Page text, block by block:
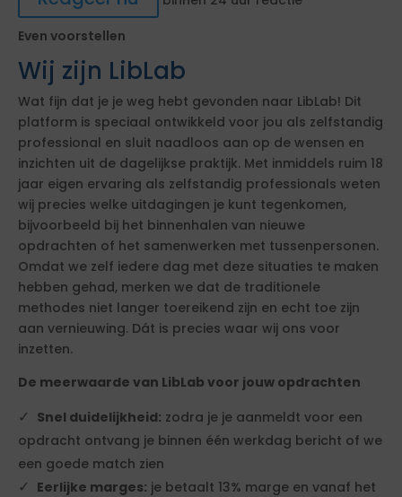
Even voorstellen
Wij zijn LibLab
Wat fijn dat je je weg hebt gevonden naar LibLab! Dit
platform is speciaal ontwikkeld voor jou als zelfstandig
professional en sluit naadloos aan op de wensen en
inzichten uit de dagelijkse praktijk. Met inmiddels ruim 18
jaar eigen ervaring als zelfstandig professionals weten
wij precies welke uitdagingen je kunt tegenkomen,
bijvoorbeeld bij het binnenhalen van nieuwe
opdrachten of het samenwerken met tussenpersonen.
Omdat we zelf iedere dag met deze situaties te maken
hebben gehad, merken we dat de traditionele
methodes niet langer toereikend zijn en echt toe zijn
aan vernieuwing. Dát is precies waar wij ons voor
inzetten.
De meerwaarde van LibLab voor jouw opdrachten
Snel duidelijkheid: zodra je je aanmeldt voor een
opdracht ontvang je binnen één werkdag bericht of we
een goede match zien
Eerlijke marges: je betaalt 13% marge en vanaf het